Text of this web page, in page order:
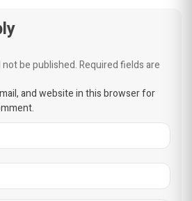
be published.Required fields are
and website in this browser for